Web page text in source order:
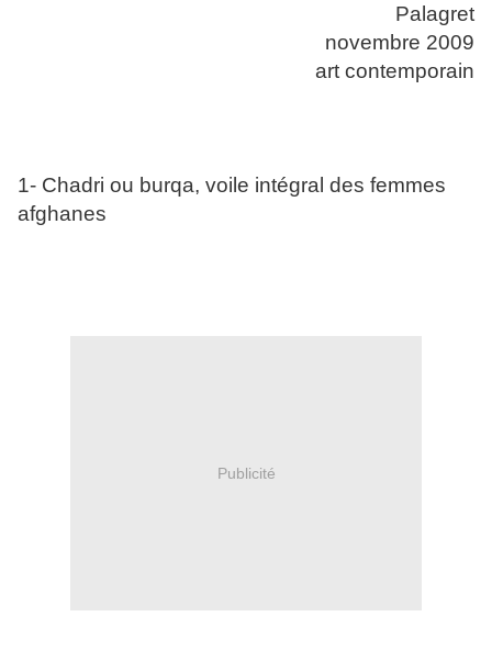
Palagret
novembre 2009
art contemporain
1- Chadri ou burqa, voile intégral des femmes
afghanes
Publicité